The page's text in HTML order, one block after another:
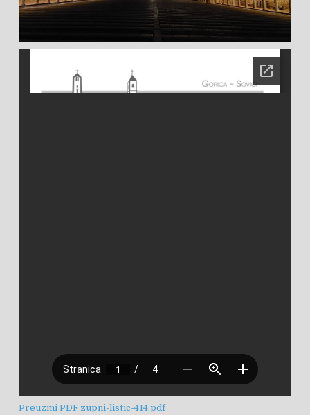
Preuzmi PDF zupni-listic-414.pdf